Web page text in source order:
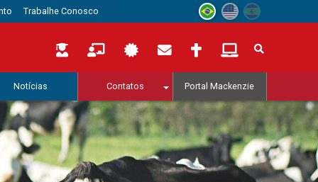
Trabalhe Conosco
Notícias Contatos Portal Mackenzie